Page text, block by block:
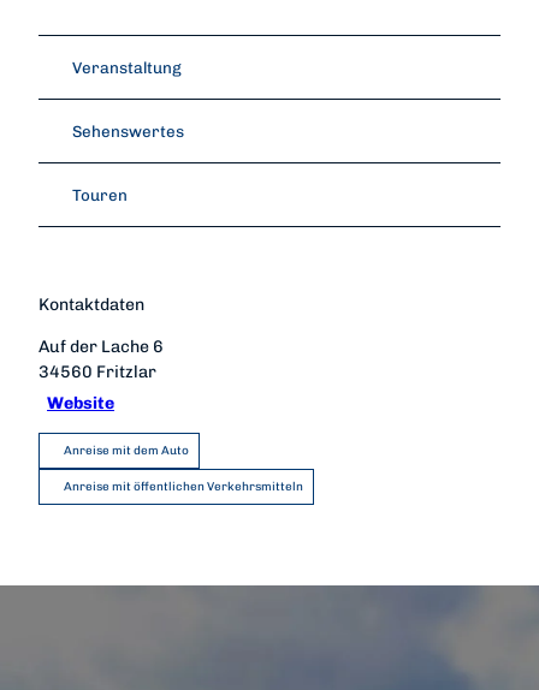
Veranstaltung
Sehenswertes
Touren
Kontaktdaten
Auf der Lache 6
34560 Fritzlar
Website
Anreise mit dem Auto
Anreise mit öffentlichen Verkehrsmitteln